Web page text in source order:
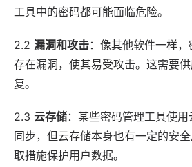
工具中的密码都可能面临危险。
2.2 漏洞和攻击：像其他软件一样，
存在漏洞，使其易受攻击。这需要
复。
2.3 云存储：某些密码管理工具使
同步，但云存储本身也有一定的安
取措施保护用户数据。